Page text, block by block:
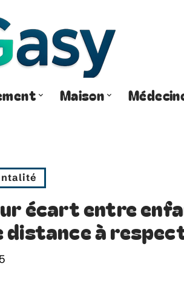
Maison
écart entre
distance à